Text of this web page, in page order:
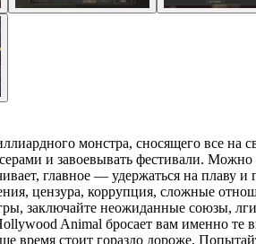
монстра, сносящего все на
и завоевывать фестивали.
главное — удержаться на плаву
цензура, коррупция, сложные
заключайте неожиданные союзы,
Animal бросает вам именно те
время стоит гораздо дороже.